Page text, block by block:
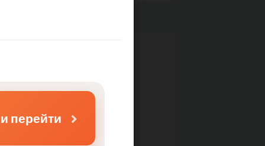
Услуга
Новые
Популярные
перейти